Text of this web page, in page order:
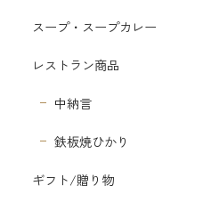
スープ・スープカレー
レストラン商品
中納言
鉄板焼ひかり
ギフト/贈り物